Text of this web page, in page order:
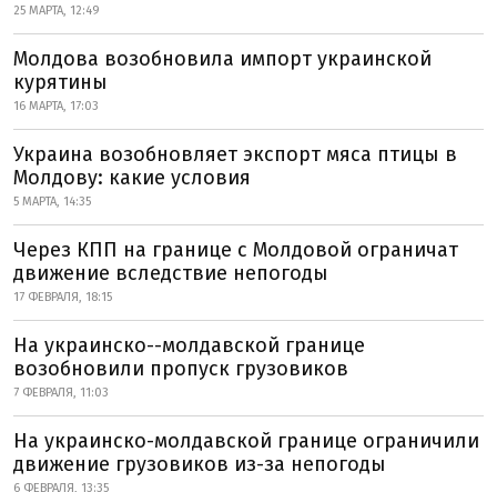
25 МАРТА, 12:49
Молдова возобновила импорт украинской
курятины
16 МАРТА, 17:03
Украина возобновляет экспорт мяса птицы в
Молдову: какие условия
5 МАРТА, 14:35
Через КПП на границе с Молдовой ограничат
движение вследствие непогоды
17 ФЕВРАЛЯ, 18:15
На украинско--молдавской границе
возобновили пропуск грузовиков
7 ФЕВРАЛЯ, 11:03
На украинско-молдавской границе ограничили
движение грузовиков из-за непогоды
6 ФЕВРАЛЯ, 13:35